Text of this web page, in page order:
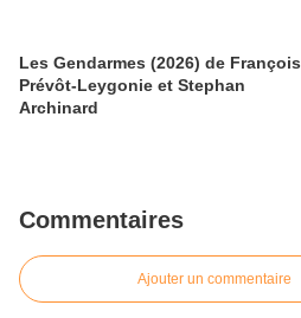
Les Gendarmes (2026) de François
Prévôt-Leygonie et Stephan
Archinard
Commentaires
Ajouter un commentaire